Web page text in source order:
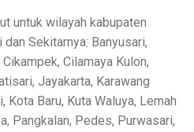
untuk wilayah kabupaten
dan Sekitarnya: Banyusari,
Cilamaya Kulon,
Jayakarta, Karawang
Kota Baru, Kuta Waluya, Lemah
Pangkalan, Pedes, Purwasari,